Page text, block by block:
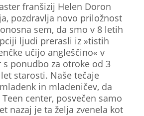
franšizij Helen Doron
pozdravlja novo priložnost
sem, da smo v 8 letih
ljudi prerasli iz »tistih
učijo angleščino« v
s ponudbo za otroke od 3
starosti. Naše tečaje
in mladeničev, da
center, posvečen samo
nazaj je ta želja zvenela kot